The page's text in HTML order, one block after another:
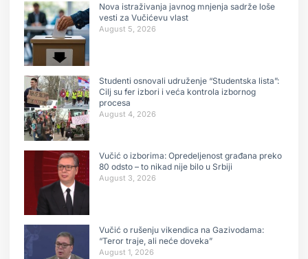
Nova istraživanja javnog mnjenja sadrže loše
vesti za Vučićevu vlast
August 5, 2026
Studenti osnovali udruženje “Studentska lista”:
Cilj su fer izbori i veća kontrola izbornog
procesa
August 4, 2026
Vučić o izborima: Opredeljenost građana preko
80 odsto – to nikad nije bilo u Srbiji
August 3, 2026
Vučić o rušenju vikendica na Gazivodama:
“Teror traje, ali neće doveka”
August 1, 2026